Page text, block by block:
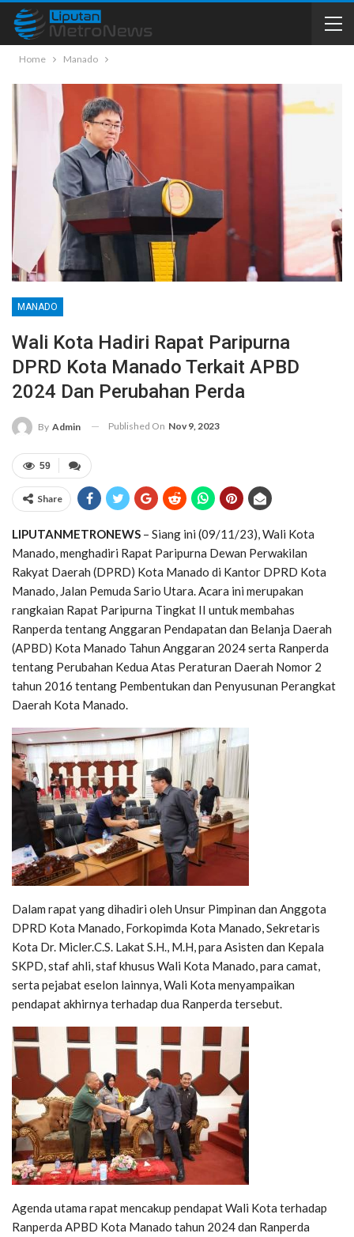
Home Manado
MANADO
Wali Kota Hadiri Rapat Paripurna
DPRD Kota Manado Terkait APBD
2024 Dan Perubahan Perda
By Admin Published On Nov 9, 2023
59
Share
LIPUTANMETRONEWS – Siang ini (09/11/23), Wali Kota
Manado, menghadiri Rapat Paripurna Dewan Perwakilan
Rakyat Daerah (DPRD) Kota Manado di Kantor DPRD Kota
Manado, Jalan Pemuda Sario Utara. Acara ini merupakan
rangkaian Rapat Paripurna Tingkat II untuk membahas
Ranperda tentang Anggaran Pendapatan dan Belanja Daerah
(APBD) Kota Manado Tahun Anggaran 2024 serta Ranperda
tentang Perubahan Kedua Atas Peraturan Daerah Nomor 2
tahun 2016 tentang Pembentukan dan Penyusunan Perangkat
Daerah Kota Manado.
Dalam rapat yang dihadiri oleh Unsur Pimpinan dan Anggota
DPRD Kota Manado, Forkopimda Kota Manado, Sekretaris
Kota Dr. Micler.C.S. Lakat S.H., M.H, para Asisten dan Kepala
SKPD, staf ahli, staf khusus Wali Kota Manado, para camat,
serta pejabat eselon lainnya, Wali Kota menyampaikan
pendapat akhirnya terhadap dua Ranperda tersebut.
Agenda utama rapat mencakup pendapat Wali Kota terhadap
Ranperda APBD Kota Manado tahun 2024 dan Ranperda